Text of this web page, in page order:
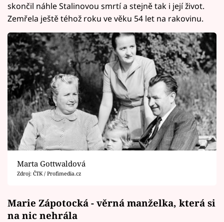
skončil náhle Stalinovou smrtí a stejně tak i její život.
Zemřela ještě téhož roku ve věku 54 let na rakovinu.
Marta Gottwaldová
Zdroj: ČTK / Profimedia.cz
Marie Zápotocká - věrná manželka, která si
na nic nehrála